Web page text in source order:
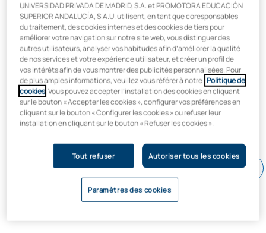
UNIVERSIDAD PRIVADA DE MADRID, S.A. et PROMOTORA EDUCACIÓN
SUPERIOR ANDALUCÍA, S.A.U. utilisent, en tant que coresponsables
du traitement, des cookies internes et des cookies de tiers pour
améliorer votre navigation sur notre site web, vous distinguer des
autres utilisateurs, analyser vos habitudes afin d’améliorer la qualité
de nos services et votre expérience utilisateur, et créer un profil de
vos intérêts afin de vous montrer des publicités personnalisées. Pour
de plus amples informations, veuillez vous référer à notre Politique de
cookies . Vous pouvez accepter l’installation des cookies en cliquant
sur le bouton « Accepter les cookies », configurer vos préférences en
cliquant sur le bouton « Configurer les cookies » ou refuser leur
installation en cliquant sur le bouton « Refuser les cookies ».
Tout refuser Autoriser tous les cookies
Paramètres des cookies